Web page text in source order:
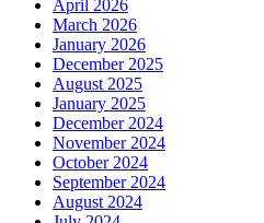
April 2026
March 2026
January 2026
December 2025
August 2025
January 2025
December 2024
November 2024
October 2024
September 2024
August 2024